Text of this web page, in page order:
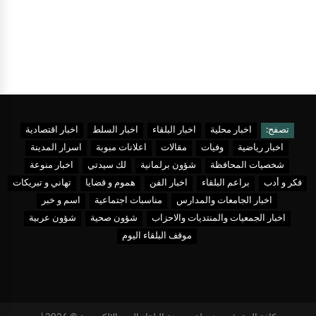
تصفح: اخبار محلية اخبار البلقاء اخبار السلط
اخبار اقتصادية
اخبار رياضية
وفيات مقالات اعلانات مبوبة
اسرار المدينة
شخصيات المحافظة
شؤون برلمانية لك سيدتي
اخبار منوعة
فكر و أدب
براعم البلقاء اخبار الفن هموم و قضايا
تهاني و تبريكات
اخبار الجامعات والمدارس
مناسبات اجتماعية
اسم و خبر
اخبار الجمعيات والمنتديات والاحزاب
شؤون صحية
شؤون عربية
موقف البلقاء اليوم